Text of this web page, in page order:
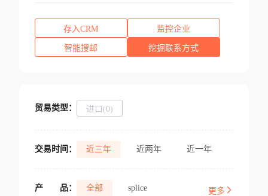
存入CRM 监控企业
智能搜邮 挖掘联系方式
贸易类型： 进口(0)
交易时间： 近三年 近两年 近一年
产 品： 全部 splice 更多